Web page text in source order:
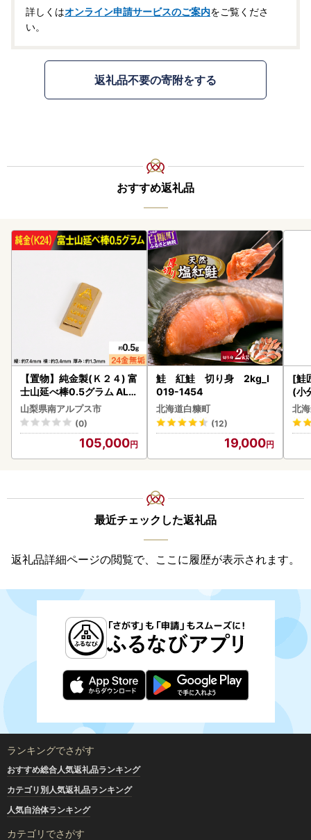
詳しくはオンライン申請サービスのご案内をご覧くださ
い。
返礼品不要の寄附をする
おすすめ返礼品
【置物】純金製(Ｋ２４) 富
士山延べ棒0.5グラム ALP
BK181
山梨県南アルプス市
(0)
105,000
鮭 紅鮭 切り身 2kg_I
019-1454
北海道白糠町
(12)
19,000
[鮭
(小
5
北
最近チェックした返礼品
返礼品詳細ページの閲覧で、ここに履歴が表示されます。
ランキングでさがす
おすすめ総合人気返礼品ランキング
カテゴリ別人気返礼品ランキング
人気自治体ランキング
カテゴリでさがす